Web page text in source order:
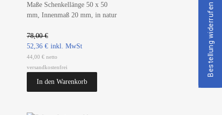
Maße Schenkellänge 50 x 50
mm, Innenmaß 20 mm, in natur
78,00€
52,36 €
44,00 € netto
versandkostenfrei
In den Warenkorb
Bestellung widerrufen